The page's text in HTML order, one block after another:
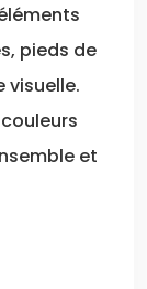
pieds de
visuelle.
et